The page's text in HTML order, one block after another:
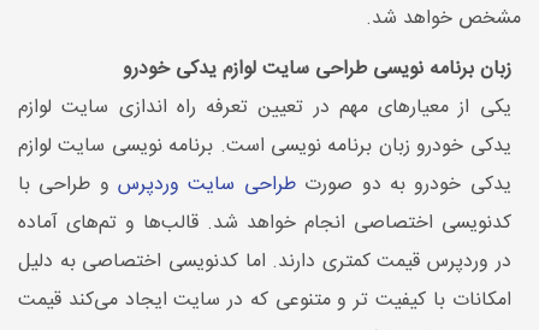
مشخص خواهد شد.
زبان برنامه نویسی طراحی سایت لوازم یدکی خودرو
یکی از معیارهای مهم در تعیین تعرفه راه اندازی سایت لوازم
یدکی خودرو زبان برنامه نویسی است. برنامه نویسی سایت لوازم
یدکی خودرو به دو صورتطراحی سایت وردپرسو طراحی با
کدنویسی اختصاصی انجام خواهد شد. قالب‌ها و تم‌های آماده
در وردپرس قیمت کمتری دارند. اما کدنویسی اختصاصی به دلیل
امکانات با کیفیت تر و متنوعی که در سایت ایجاد می‌کند قیمت